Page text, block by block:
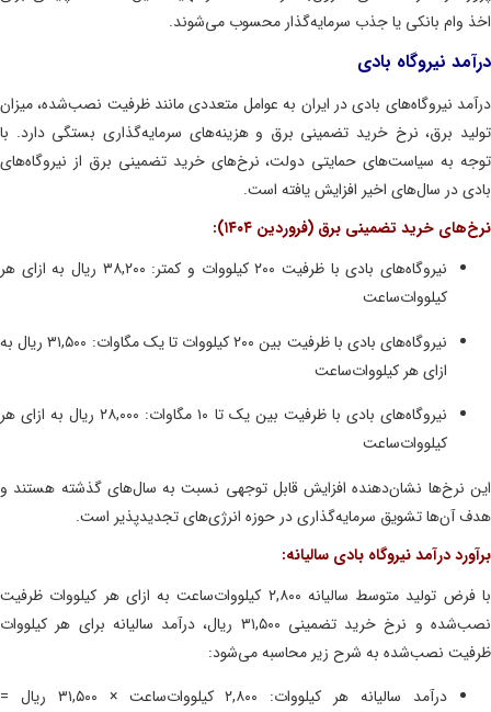
وام بانکی یا جذب سرمایه‌گذار محسوب می‌شوند.
نیروگاه بادی
نیروگاه‌های بادی در ایران به عوامل متعددی مانند ظرفیت نصب‌شده، میزان
برق، نرخ خرید تضمینی برق و هزینه‌های سرمایه‌گذاری بستگی دارد. با
به سیاست‌های حمایتی دولت، نرخ‌های خرید تضمینی برق از نیروگاه‌های
در سال‌های اخیر افزایش یافته است.
خرید تضمینی برق (فروردین ۱۴۰۴):
نیروگاه‌های بادی با ظرفیت ۲۰۰ کیلووات و کمتر: ۳۸,۲۰۰ ریال به ازای هر
کیلووات‌ساعت
نیروگاه‌های بادی با ظرفیت بین ۲۰۰ کیلووات تا یک مگاوات: ۳۱,۵۰۰ ریال به
ازای هر کیلووات‌ساعت
نیروگاه‌های بادی با ظرفیت بین یک تا ۱۰ مگاوات: ۲۸,۰۰۰ ریال به ازای هر
کیلووات‌ساعت
نرخ‌ها نشان‌دهنده افزایش قابل توجهی نسبت به سال‌های گذشته هستند و
آن‌ها تشویق سرمایه‌گذاری در حوزه انرژی‌های تجدیدپذیر است.
درآمد نیروگاه بادی سالیانه:
با فرض تولید متوسط سالیانه ۲,۸۰۰ کیلووات‌ساعت به ازای هر کیلووات ظرفیت
نصب‌شده و نرخ خرید تضمینی ۳۱,۵۰۰ ریال، درآمد سالیانه برای هر کیلووات
نصب‌شده به شرح زیر محاسبه می‌شود:
درآمد سالیانه هر کیلووات: ۲,۸۰۰ کیلووات‌ساعت × ۳۱,۵۰۰ ریال =